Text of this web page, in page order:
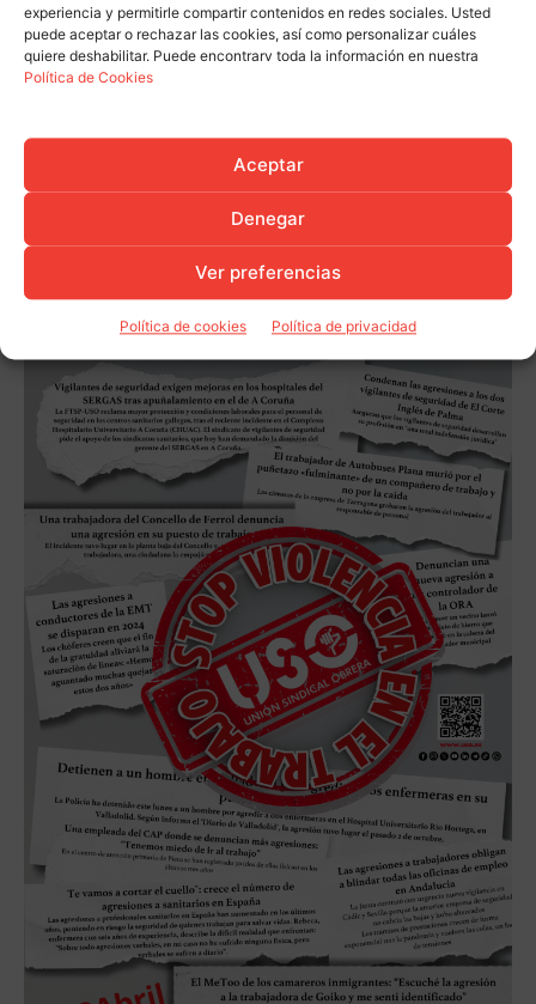
experiencia y permitirle compartir contenidos en redes sociales. Usted
puede aceptar o rechazar las cookies, así como personalizar cuáles
quiere deshabilitar. Puede encontrarv toda la información en nuestra
Política de Cookies
Aceptar
Denegar
Ver preferencias
Política de cookies Política de privacidad